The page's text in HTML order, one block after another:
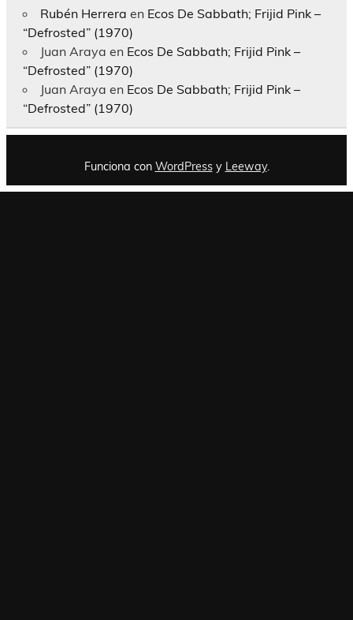
Rubén Herrera en Ecos De Sabbath; Frijid Pink –
“Defrosted” (1970)
Juan Araya en Ecos De Sabbath; Frijid Pink –
“Defrosted” (1970)
Juan Araya en Ecos De Sabbath; Frijid Pink –
“Defrosted” (1970)
Funciona con WordPressy Leeway.